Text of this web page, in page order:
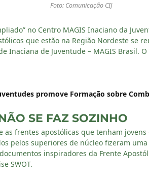
Foto: Comunicação CIJ
no Centro MAGIS Inaciano da
que estão na Região Nordeste se
Inaciana de Juventude – MAGIS Brasil.
promove Formação sobre
SE FAZ SOZINHO
as frentes apostólicas que tenham
pelos superiores de núcleo fizeram
inspiradores da Frente
SWOT.